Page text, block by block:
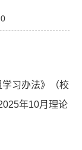
习办法》（校
年10月理论